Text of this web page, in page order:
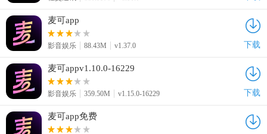
麦可app
影音娱乐 88.43M v1.37.0 下载
麦可appv1.10.0-16229
影音娱乐 359.50M v1.15.0-16229 下载
麦可app免费